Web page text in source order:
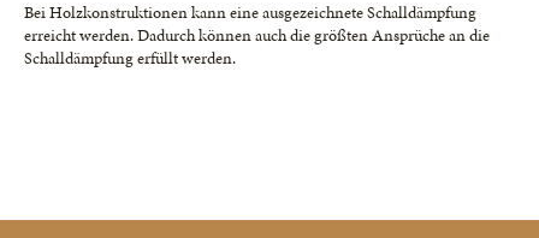
Bei Holzkonstruktionen kann eine ausgezeichnete Schalldämpfung
erreicht werden. Dadurch können auch die größten Ansprüche an die
Schalldämpfung erfüllt werden.